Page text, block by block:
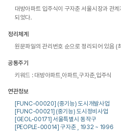
대방아파트 입주식이 구자춘 서울시장과 관
되었다.
정리체계
원문파일의 관리번호 순으로 정리되어 있음 (
공통주기
키워드 : 대방아파트,아파트,구자춘,입주식
연관정보
[FUNC-00020] (중기능) 도시개발사업
[FUNC-00021] (중기능) 도시정비사업
[GEOL-00171] 서울특별시 동작구
[PEOPLE-00014] 구자춘 , 1932 ~ 1996